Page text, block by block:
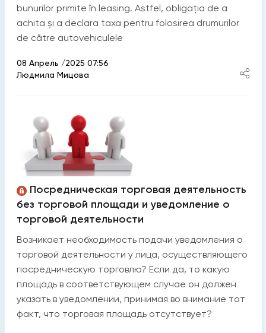
bunurilor primite în leasing. Astfel, obligația de a
achita și a declara taxa pentru folosirea drumurilor
de către autovehiculele
08 Апрель /2025 07:56
Людмила Мицова
Посредническая торговая деятельность
без торговой площади и уведомление о
торговой деятельности
Возникает необходимость подачи уведомления о
торговой деятельности у лица, осуществляющего
посредническую торговлю? Если да, то какую
площадь в соответствующем случае он должен
указать в уведомлении, принимая во внимание тот
факт, что торговая площадь отсутствует?